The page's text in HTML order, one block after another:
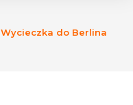
Wycieczka do Berlina